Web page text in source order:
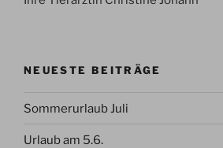
NEUESTE BEITRÄGE
Sommerurlaub Juli
Urlaub am 5.6.